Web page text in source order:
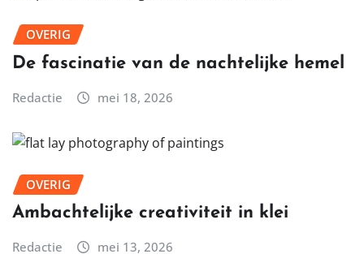
OVERIG
De fascinatie van de nachtelijke hemel
Redactie mei 18, 2026
OVERIG
Ambachtelijke creativiteit in klei
Redactie mei 13, 2026